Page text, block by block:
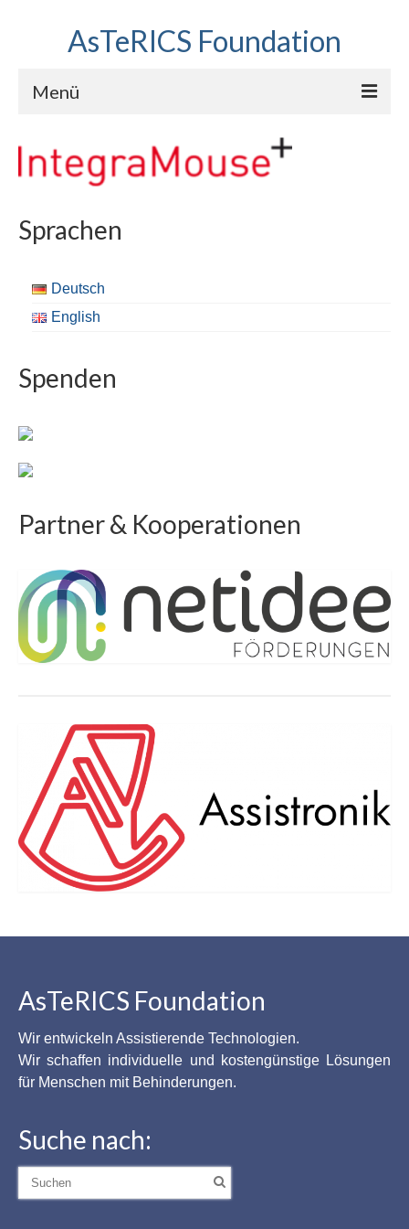
AsTeRICS Foundation
Menü
Workshops
Über uns
Sprachen
Deutsch
English
Spenden
Partner & Kooperationen
AsTeRICS Foundation
Wir entwickeln Assistierende Technologien.
Wir schaffen individuelle und kostengünstige Lösungen
für Menschen mit Behinderungen.
Suche nach:
Suche